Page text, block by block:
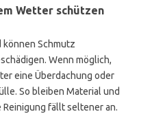
Wetter schützen
können Schmutz
Wenn möglich,
eine Überdachung oder
So bleiben Material und
fällt seltener an.